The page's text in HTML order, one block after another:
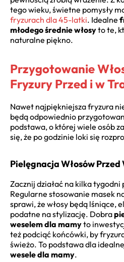
tego wieku, świetne pomysły
fryzurach dla 45-latki. Idealne
młodego średnie włosyto te,
naturalne piękno.
Przygotowanie
Fryzury Przed i w
Nawet najpiękniejsza fryzura
będą odpowiednio
podstawa, o której wiele osób
się, że po godzinie loki się
Pielęgnacja Włosów
Zacznij działać na kilka tygodni
Regularne stosowanie masek
sprawi, że włosy będą lśniące,
podatne na stylizację. Dobra
weselem dla mamyto
też podciąć końcówki, by
świeżo. To podstawa dla
wesele dla mamy.